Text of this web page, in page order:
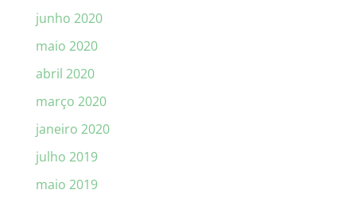
junho 2020
maio 2020
abril 2020
março 2020
janeiro 2020
julho 2019
maio 2019